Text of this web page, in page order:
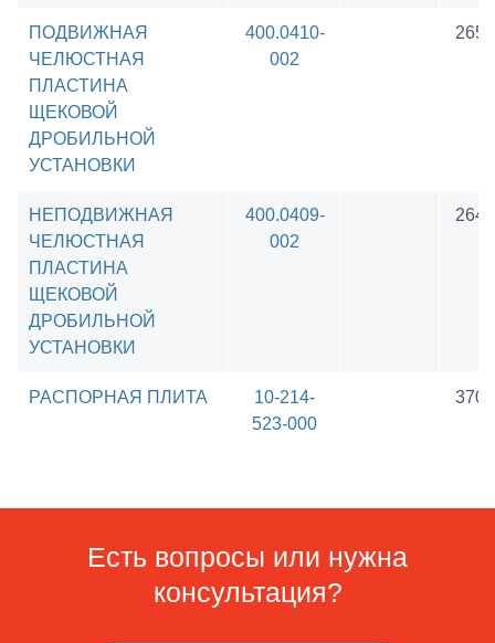
ПОДВИЖНАЯ
ЧЕЛЮСТНАЯ
ПЛАСТИНА
ЩЕКОВОЙ
ДРОБИЛЬНОЙ
УСТАНОВКИ
400.0410-
002
НЕПОДВИЖНАЯ
ЧЕЛЮСТНАЯ
ПЛАСТИНА
ЩЕКОВОЙ
ДРОБИЛЬНОЙ
УСТАНОВКИ
400.0409-
002
РАСПОРНАЯ ПЛИТА
10-214-
523-000
Есть вопросы или нужна
консультация?